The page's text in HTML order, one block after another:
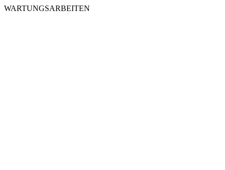
WARTUNGSARBEITEN